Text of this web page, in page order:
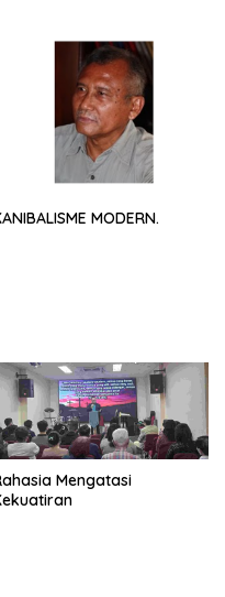
MODERN.
Mengatasi